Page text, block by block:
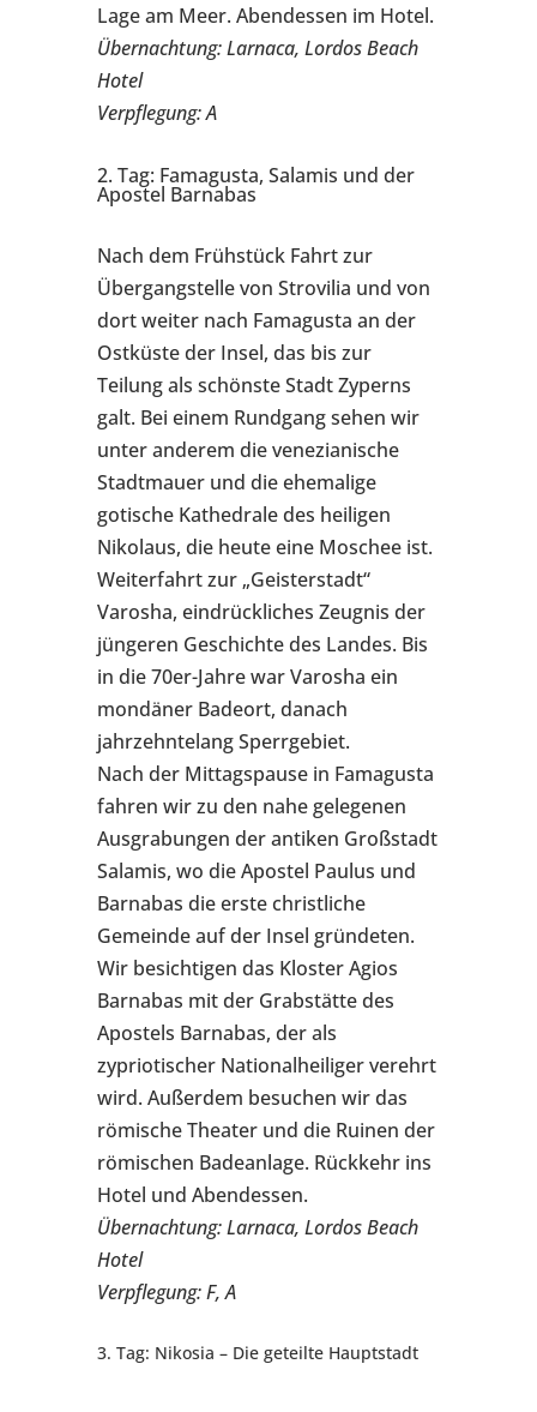
Lage am Meer. Abendessen im Hotel.
Übernachtung: Larnaca, Lordos Beach
Hotel
Verpflegung: A
2. Tag: Famagusta, Salamis und der
Apostel Barnabas
Nach dem Frühstück Fahrt zur
Übergangstelle von Strovilia und von
dort weiter nach Famagusta an der
Ostküste der Insel, das bis zur
Teilung als schönste Stadt Zyperns
galt. Bei einem Rundgang sehen wir
unter anderem die venezianische
Stadtmauer und die ehemalige
gotische Kathedrale des heiligen
Nikolaus, die heute eine Moschee ist.
Weiterfahrt zur „Geisterstadt“
Varosha, eindrückliches Zeugnis der
jüngeren Geschichte des Landes. Bis
in die 70er-Jahre war Varosha ein
mondäner Badeort, danach
jahrzehntelang Sperrgebiet.
Nach der Mittagspause in Famagusta
fahren wir zu den nahe gelegenen
Ausgrabungen der antiken Großstadt
Salamis, wo die Apostel Paulus und
Barnabas die erste christliche
Gemeinde auf der Insel gründeten.
Wir besichtigen das Kloster Agios
Barnabas mit der Grabstätte des
Apostels Barnabas, der als
zypriotischer Nationalheiliger verehrt
wird. Außerdem besuchen wir das
römische Theater und die Ruinen der
römischen Badeanlage. Rückkehr ins
Hotel und Abendessen.
Übernachtung: Larnaca, Lordos Beach
Hotel
Verpflegung: F, A
3. Tag: Nikosia – Die geteilte Hauptstadt